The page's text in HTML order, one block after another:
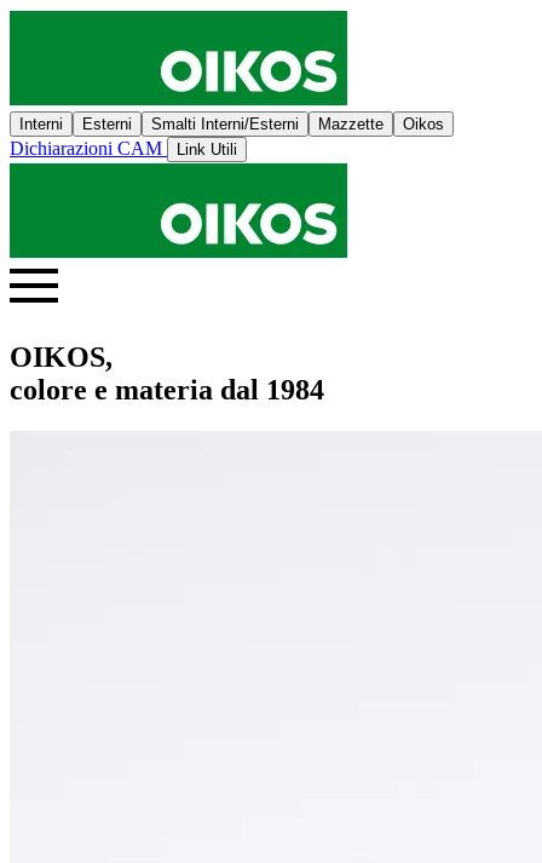
Interni Esterni Smalti Interni/Esterni Mazzette Oikos
Dichiarazioni CAM Link Utili
OIKOS,
colore e materia dal 1984